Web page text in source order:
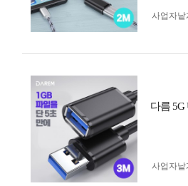
사업자
다름 5G
사업자